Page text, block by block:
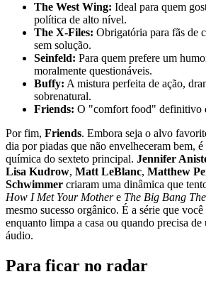
The West Wing: Ideal para quem
política de alto nível.
The X-Files: Obrigatória para fãs de
sem solução.
Seinfeld: Para quem prefere um
moralmente questionáveis.
Buffy: A mistura perfeita de ação,
sobrenatural.
Friends: O "comfort food" definitivo
Por fim, Friends. Embora seja o alvo
dia por piadas que não envelheceram bem,
química do sexteto principal. Jennifer
Lisa Kudrow, Matt LeBlanc, Matthew
Schwimmer criaram uma dinâmica que
How I Met Your Mothere The Big Bang
mesmo sucesso orgânico. É a série que
enquanto limpa a casa ou quando precisa
áudio.
Para ficar no radar